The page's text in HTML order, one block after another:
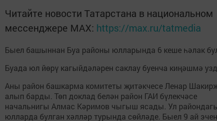
Читайте новости Татарстана в национальном
мессенджере MАХ: https://max.ru/tatmedia
Быел башыннан Буа районы юлларында 6 кеше һәлак
Буада юл йөрү кагыйдәләрен саклау буенча киңәшмә
Аны район башкарма комитеты җитәкчесе Ленар
алып барды. Төп доклад белән район ГАИ бүлекчәсе
начальнигы Алмас Кәримов чыгыш ясады. Ул
юлларда булган хәлләр турында сөйләде. Быел 9 ай